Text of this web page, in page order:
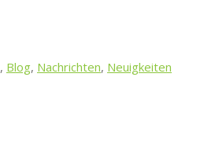
, Blog, Nachrichten, Neuigkeiten